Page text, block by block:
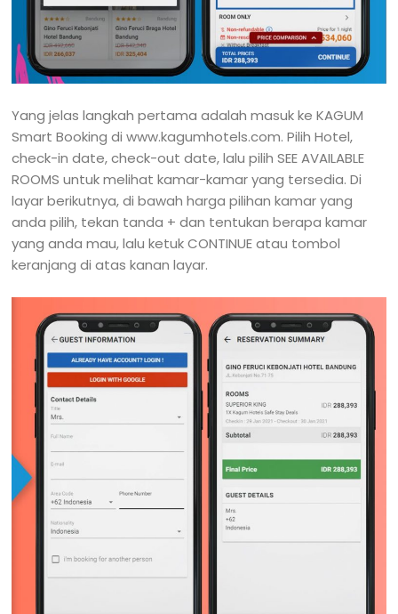
Yang jelas langkah pertama adalah masuk ke KAGUM
Smart Booking di www.kagumhotels.com. Pilih Hotel,
check-in date, check-out date, lalu pilih SEE AVAILABLE
ROOMS untuk melihat kamar-kamar yang tersedia. Di
layar berikutnya, di bawah harga pilihan kamar yang
anda pilih, tekan tanda + dan tentukan berapa kamar
yang anda mau, lalu ketuk CONTINUE atau tombol
keranjang di atas kanan layar.